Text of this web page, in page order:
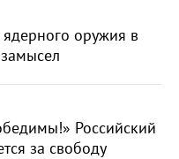
оружия в
Российский
за свободу